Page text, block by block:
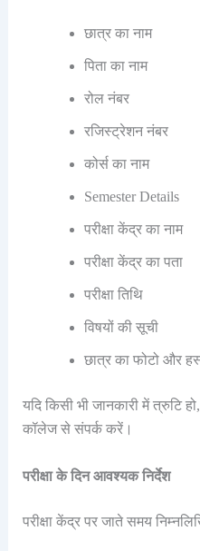
छात्र का नाम
पिता का नाम
रोल नंबर
रजिस्ट्रेशन नंबर
कोर्स का नाम
Semester Details
परीक्षा केंद्र का नाम
परीक्षा केंद्र का पता
परीक्षा तिथि
विषयों की सूची
छात्र का फोटो और
यदि किसी भी जानकारी में त्रुटि
कॉलेज से संपर्क करें।
परीक्षा के दिन आवश्यक निर्देश
परीक्षा केंद्र पर जाते समय